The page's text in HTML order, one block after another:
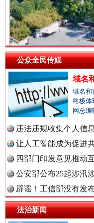
中
中
中
中
中
雄关漫道
衣柜里
公众全民传媒
域名
域名和
终极体
网总
违法违规收集个人信
让人工智能成为促进
四部门印发意见推动
公安部公布25起涉汛
辟谣！工信部没有发
法治新闻